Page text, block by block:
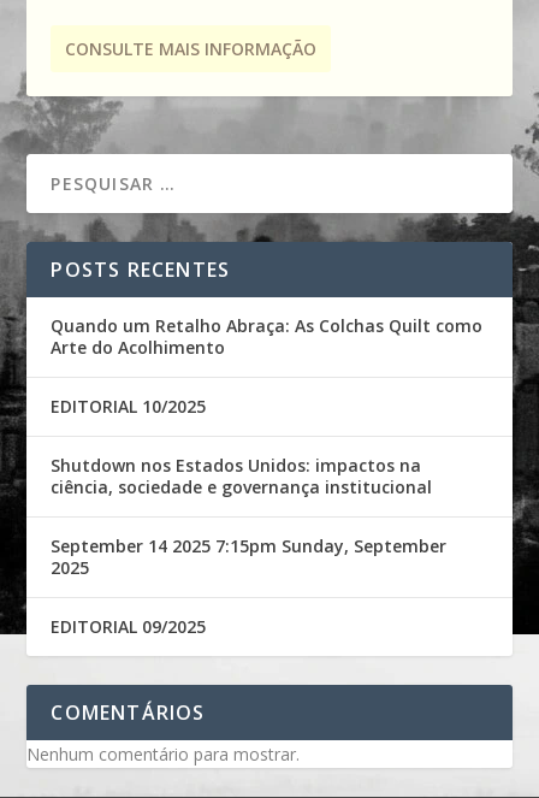
CONSULTE MAIS INFORMAÇÃO
POSTS RECENTES
Quando um Retalho Abraça: As Colchas Quilt como
Arte do Acolhimento
EDITORIAL 10/2025
Shutdown nos Estados Unidos: impactos na
ciência, sociedade e governança institucional
September 14 2025 7:15pm Sunday, September
2025
EDITORIAL 09/2025
COMENTÁRIOS
Nenhum comentário para mostrar.